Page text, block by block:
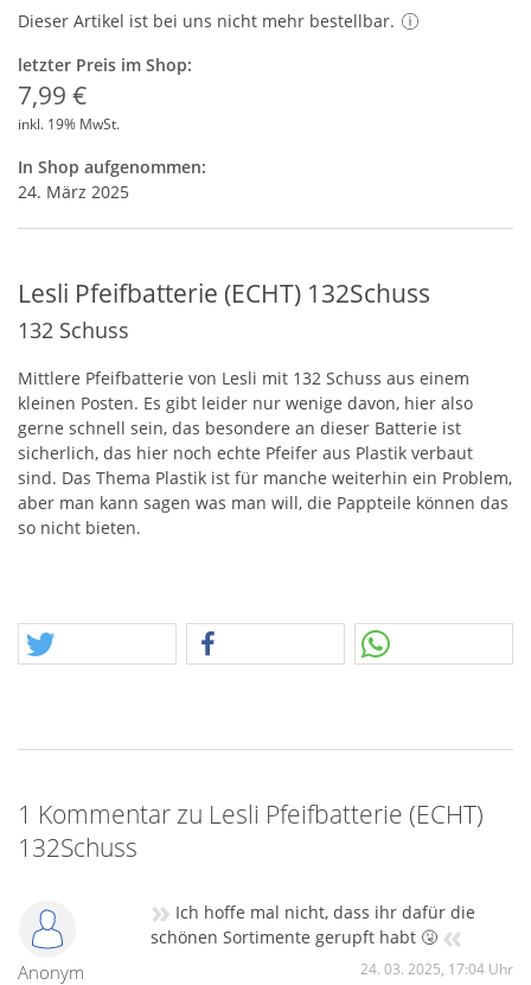
Dieser Artikel ist bei uns nicht mehr bestellbar.
letzter Preis im Shop:
7,99 €
inkl. 19% MwSt.
In Shop aufgenommen:
24. März 2025
Lesli Pfeifbatterie (ECHT) 132Schuss
132 Schuss
Mittlere Pfeifbatterie von Lesli mit 132 Schuss aus einem
kleinen Posten. Es gibt leider nur wenige davon, hier also
gerne schnell sein, das besondere an dieser Batterie ist
sicherlich, das hier noch echte Pfeifer aus Plastik verbaut
sind. Das Thema Plastik ist für manche weiterhin ein Problem,
aber man kann sagen was man will, die Pappteile können das
so nicht bieten.
1 Kommentar zu Lesli Pfeifbatterie (ECHT)
132Schuss
Anonym
» Ich hoffe mal nicht, dass ihr dafür die
schönen Sortimente gerupft habt 🤧 «
24. 03. 2025, 17:04 Uhr